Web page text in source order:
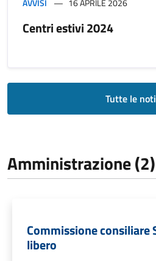
Centri estivi 2024
Tutte le
Amministrazione (2)
Commissione consiliare
libero